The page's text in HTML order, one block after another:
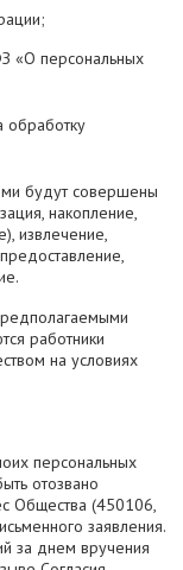
«О персональных
обработку
будут совершены
накопление,
извлечение,
работники
на условиях
персональных
отозвано
Общества (450106,
заявления.
за днем вручения